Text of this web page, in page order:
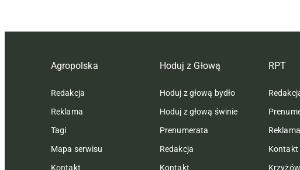
Agropolska
Redakcja
Reklama
Tagi
Mapa serwisu
Kontakt
Hoduj z Głową
Hoduj z głową bydło
Hoduj z głową świnie
Prenumerata
Redakcja
Kontakt
RPT
Reklama
Kontakt